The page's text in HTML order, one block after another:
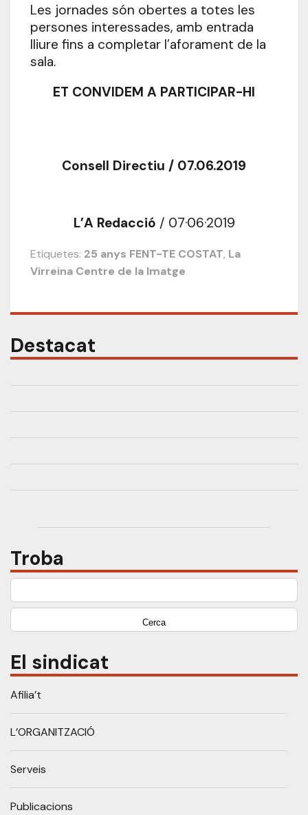
Les jornades són obertes a totes les
persones interessades, amb entrada
lliure fins a completar l’aforament de la
sala.
ET CONVIDEM A PARTICIPAR-HI
Consell Directiu / 07.06.2019
L’A Redacció / 07·06·2019
Etiquetes: 25 anys FENT-TE COSTAT, La
Virreina Centre de la Imatge
Destacat
Troba
Cerca:
El sindicat
Afilia’t
L’ORGANITZACIÓ
Serveis
Publicacions